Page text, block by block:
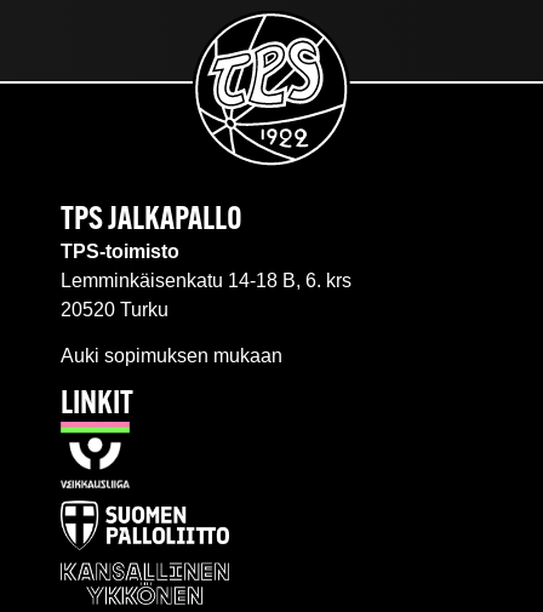
TPS JALKAPALLO
TPS-toimisto
Lemminkäisenkatu 14-18 B, 6. krs
20520 Turku
Auki sopimuksen mukaan
LINKIT